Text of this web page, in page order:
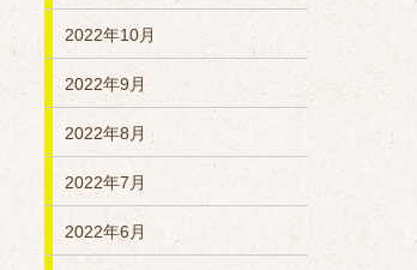
2022年10月
2022年9月
2022年8月
2022年7月
2022年6月